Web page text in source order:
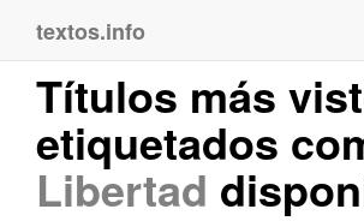
textos.info
Títulos más
etiquetados
Libertad